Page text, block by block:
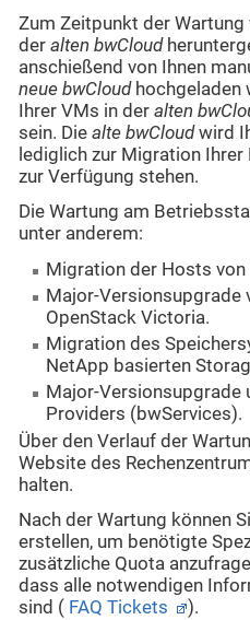
Zum Zeitpunkt der
der alten bwCloud
anschießend von Ihnen
neue bwCloudhochgeladen
Ihrer VMs in der alten
sein. Die alte bwCloudwird
lediglich zur Migration Ihrer
zur Verfügung stehen.
Die Wartung am
unter anderem:
Migration der Hosts von
Major-Versionsupgrade
OpenStack Victoria.
Migration des
NetApp basierten
Major-
Providers (bwServices).
Über den Verlauf der
Website des
halten.
Nach der Wartung können
erstellen, um benötigte
zusätzliche Quota
dass alle notwendigen
sind ( FAQ Tickets ).